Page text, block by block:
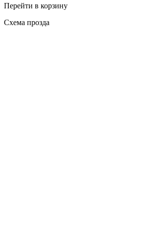
Перейти в корзину
Схема прозда